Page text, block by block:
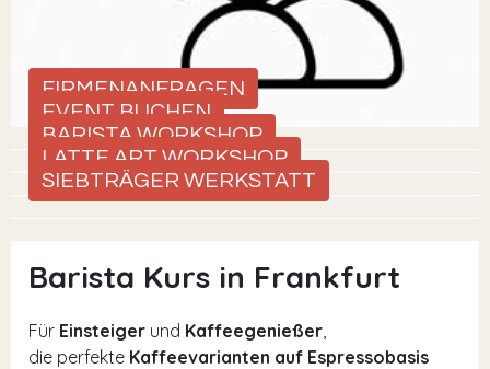
FIRMENANFRAGEN
EVENT BUCHEN
BARISTA WORKSHOP
LATTE ART WORKSHOP
SIEBTRÄGER WERKSTATT
Barista Kurs in Frankfurt
Für Einsteiger und Kaffeegenießer,
die perfekte Kaffeevarianten auf Espressobasis